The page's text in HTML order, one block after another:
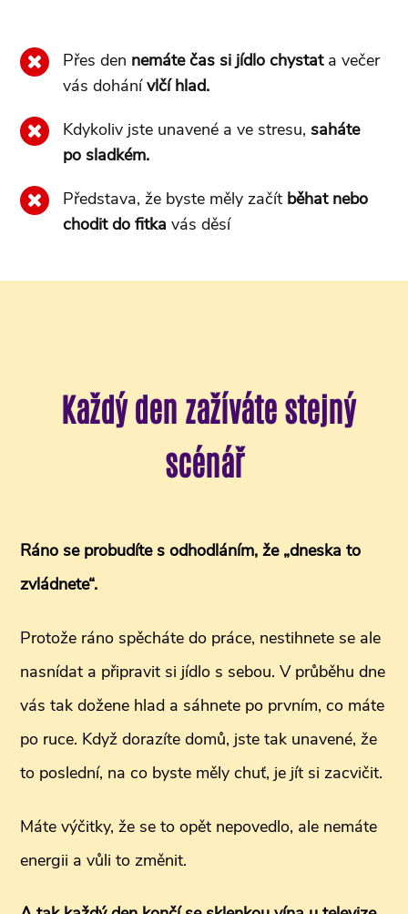
Přes den nemáte čas si jídlo chystat a večer
vás dohánívlčí hlad.
Kdykoliv jste unavené a ve stresu,saháte
po sladkém.
Představa, že byste měly začít běhat nebo
chodit do fitka vás děsí
Každý den zažíváte stejný
scénář
Ráno se probudíte s odhodláním, že „dneska to
zvládnete“.
Protože ráno spěcháte do práce, nestihnete se ale
nasnídat a připravit si jídlo s sebou. V průběhu dne
vás tak dožene hlad a sáhnete po prvním, co máte
po ruce. Když dorazíte domů, jste tak unavené, že
to poslední, na co byste měly chuť, je jít si zacvičit.
Máte výčitky, že se to opět nepovedlo, ale nemáte
energii a vůli to změnit.